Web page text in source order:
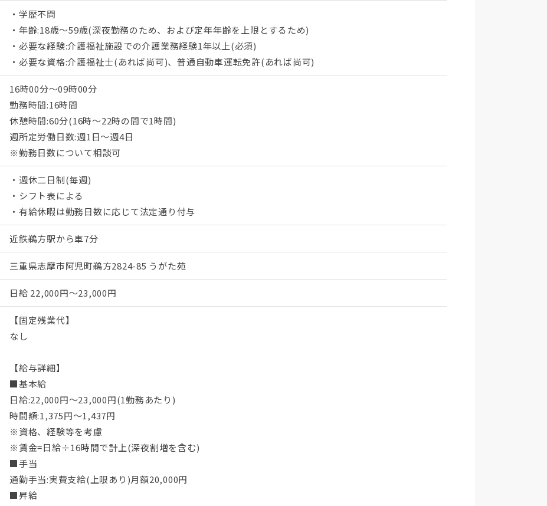
・学歴不問
・年齢:18歳〜59歳(深夜勤務のため、および定年年齢を上限とするため)
・必要な経験:介護福祉施設での介護業務経験1年以上(必須)
・必要な資格:介護福祉士(あれば尚可)、普通自動車運転免許(あれば尚可)
16時00分〜09時00分
勤務時間:16時間
休憩時間:60分(16時〜22時の間で1時間)
週所定労働日数:週1日〜週4日
※勤務日数について相談可
・週休二日制(毎週)
・シフト表による
・有給休暇は勤務日数に応じて法定通り付与
近鉄鵜方駅から車7分
三重県志摩市阿児町鵜方2824-85 うがた苑
日給 22,000円～23,000円
【固定残業代】
なし
【給与詳細】
■基本給
日給:22,000円〜23,000円(1勤務あたり)
時間額:1,375円〜1,437円
※資格、経験等を考慮
※賃金=日給÷16時間で計上(深夜割増を含む)
■手当
通勤手当:実費支給(上限あり)月額20,000円
■昇給